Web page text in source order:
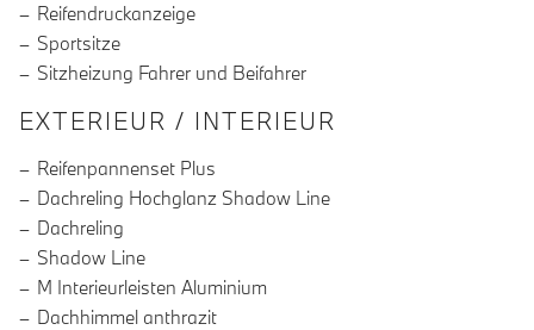
Reifendruckanzeige
Sportsitze
Sitzheizung Fahrer und Beifahrer
EXTERIEUR / INTERIEUR
Reifenpannenset Plus
Dachreling Hochglanz Shadow Line
Dachreling
Shadow Line
M Interieurleisten Aluminium
Dachhimmel anthrazit